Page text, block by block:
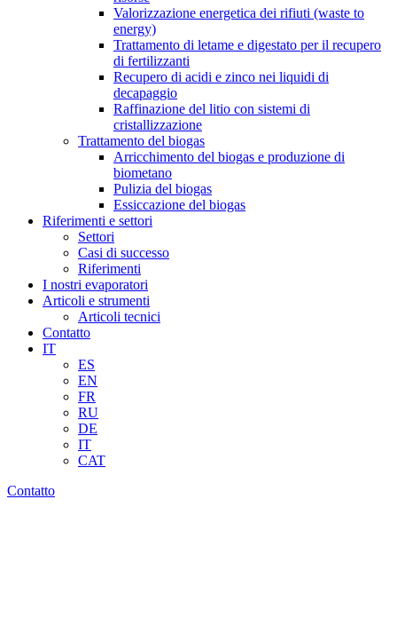
Valorizzazione energetica dei rifiuti (waste to
energy)
Trattamento di letame e digestato per il recupero
di fertilizzanti
Recupero di acidi e zinco nei liquidi di
decapaggio
Raffinazione del litio con sistemi di
cristallizzazione
Trattamento del biogas
Arricchimento del biogas e produzione di
biometano
Pulizia del biogas
Essiccazione del biogas
Riferimenti e settori
Settori
Casi di successo
Riferimenti
I nostri evaporatori
Articoli e strumenti
Articoli tecnici
Contatto
IT
ES
EN
FR
RU
DE
IT
CAT
Contatto